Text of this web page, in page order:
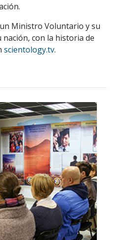
Ministro Voluntario y su
con la historia de
scientology.tv.